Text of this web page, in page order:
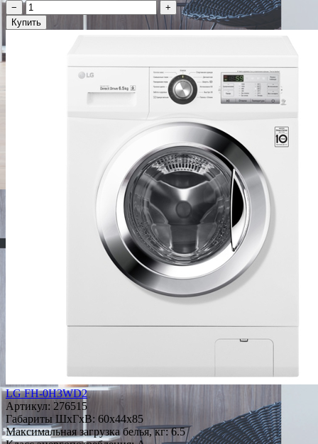
−
+
Купить
LG FH-0H3WD2
Артикул: 276515
Габариты ШxГxВ: 60x44x85
Максимальная загрузка белья, кг: 6.5